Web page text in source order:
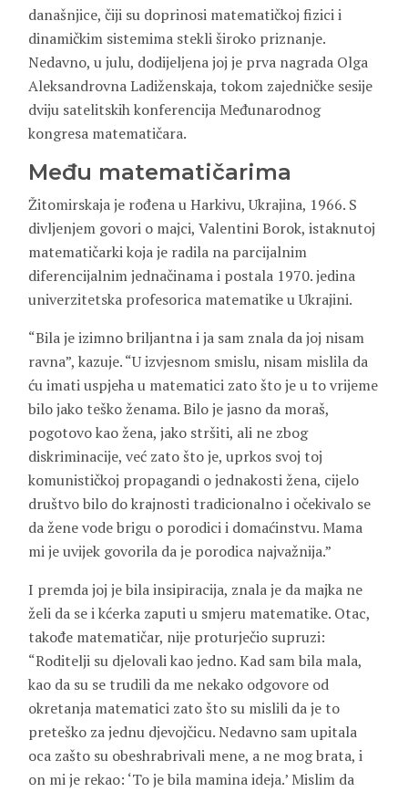
današnjice, čiji su doprinosi matematičkoj fizici i
dinamičkim sistemima stekli široko priznanje.
Nedavno, u julu, dodijeljena joj je prva nagrada Olga
Aleksandrovna Ladiženskaja, tokom zajedničke sesije
dviju satelitskih konferencija Međunarodnog
kongresa matematičara.
Među matematičarima
Žitomirskaja je rođena u Harkivu, Ukrajina, 1966. S
divljenjem govori o majci, Valentini Borok, istaknutoj
matematičarki koja je radila na parcijalnim
diferencijalnim jednačinama i postala 1970. jedina
univerzitetska profesorica matematike u Ukrajini.
“Bila je izimno briljantna i ja sam znala da joj nisam
ravna”, kazuje. “U izvjesnom smislu, nisam mislila da
ću imati uspjeha u matematici zato što je u to vrijeme
bilo jako teško ženama. Bilo je jasno da moraš,
pogotovo kao žena, jako stršiti, ali ne zbog
diskriminacije, već zato što je, uprkos svoj toj
komunističkoj propagandi o jednakosti žena, cijelo
društvo bilo do krajnosti tradicionalno i očekivalo se
da žene vode brigu o porodici i domaćinstvu. Mama
mi je uvijek govorila da je porodica najvažnija.”
I premda joj je bila insipiracija, znala je da majka ne
želi da se i kćerka zaputi u smjeru matematike. Otac,
takođe matematičar, nije proturječio supruzi:
“Roditelji su djelovali kao jedno. Kad sam bila mala,
kao da su se trudili da me nekako odgovore od
okretanja matematici zato što su mislili da je to
preteško za jednu djevojčicu. Nedavno sam upitala
oca zašto su obeshrabrivali mene, a ne mog brata, i
on mi je rekao: ‘To je bila mamina ideja.’ Mislim da